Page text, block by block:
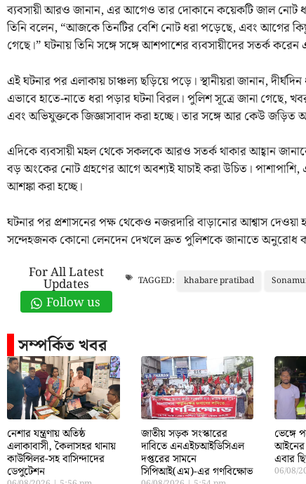
ব্যবসায়ী আরও জানান, এর আগেও তার দোকানে কয়েকটি জাল নোট
তিনি বলেন, “আজকে তিনটির বেশি নোট ধরা পড়েছে, এবং আগের
গেছে।” ঘটনায় তিনি সঙ্গে সঙ্গে আশপাশের ব্যবসায়ীদের সতর্ক
এই ঘটনার পর এলাকায় চাঞ্চল্য ছড়িয়ে পড়ে। স্থানীয়রা জানান,
এভাবে হাতে-নাতে ধরা পড়ার ঘটনা বিরল। পুলিশ সূত্রে জানা গেছে,
এবং অভিযুক্তকে জিজ্ঞাসাবাদ করা হচ্ছে। তার সঙ্গে আর কেউ জড়িত
এদিকে ব্যবসায়ী মহল থেকে সকলকে আরও সতর্ক থাকার আহ্বান
বড় অংকের নোট গ্রহণের আগে অবশ্যই যাচাই করা উচিত।
আশঙ্কা করা হচ্ছে।
ঘটনার পর প্রশাসনের পক্ষ থেকেও নজরদারি বাড়ানোর আশ্বাস
সন্দেহজনক কোনো লেনদেন দেখলে দ্রুত পুলিশকে জানাতে অনুরোধ
For All Latest
Updates
Follow us
TAGGED: khabare pratibad
সম্পর্কিত খবর
নেশার যন্ত্রণায় অতিষ্ঠ
এলাকাবাসী, কৈলাসহর থানায়
কাউন্সিলর-সহ বাসিন্দাদের
ডেপুটেশন
জাতীয় সড়ক সংস্কারের
দাবিতে এনএইচআইডিসিএল
দপ্তরের সামনে
সিপিআই(এম)-এর গণবিক্ষোভ
ভেঙ্গে
আইনের
এবার
06/08/